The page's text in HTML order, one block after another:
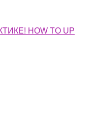
HOW TO UP